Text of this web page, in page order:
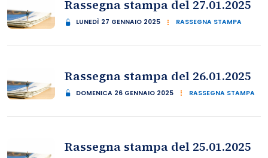
Rassegna stampa del 27.01.2025
LUNEDÌ 27 GENNAIO 2025 RASSEGNA STAMPA
Rassegna stampa del 26.01.2025
DOMENICA 26 GENNAIO 2025 RASSEGNA STAMPA
Rassegna stampa del 25.01.2025